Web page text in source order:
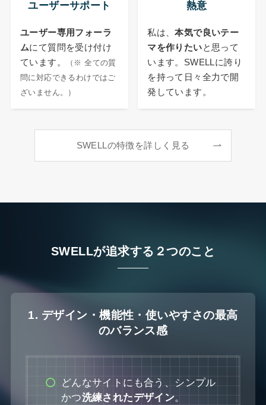
ユーザーサポート
ユーザー専用フォーラ
ムにて質問を受け付け
ています。
（※ 全ての質
問に対応できるわけではご
ざいません。）
熱意
私は、本気で良いテー
マを作りたいと思って
います。SWELLに誇り
を持って日々全力で開
発しています。
SWELLの特徴を詳しく見る
SWELLが追求する２つのこと
1. デザイン・機能性・使いやすさの最高
のバランス感
どんなサイトにも合う、シンプル
かつ洗練されたデザイン。